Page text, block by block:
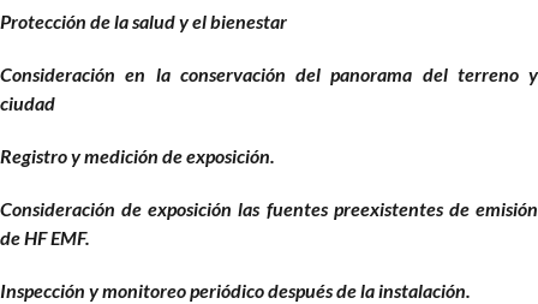
Protección de la salud y el bienestar
Consideración en la conservación del panorama del terreno y
ciudad
Registro y medición de exposición.
Consideración de exposición las fuentes preexistentes de emisión
de HF EMF.
Inspección y monitoreo periódico después de la instalación.